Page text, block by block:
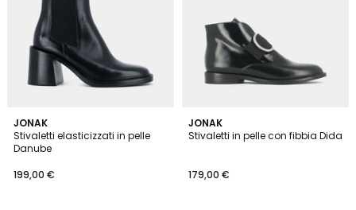
JONAK
Stivaletti elasticizzati in pelle
Danube
199,00 €
4
/
5
JONAK
Stivaletti in pelle con fibbia Dida
179,00 €
4,8
/ 5